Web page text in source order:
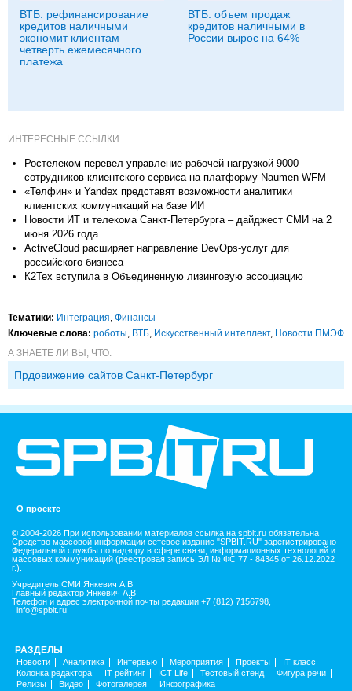
ВТБ: рефинансирование
кредитов наличными
экономит клиентам
четверть ежемесячного
платежа
ВТБ: объем продаж
кредитов наличными в
России вырос на 64%
ИНТЕРЕСНЫЕ ССЫЛКИ
Ростелеком перевел управление рабочей нагрузкой 9000
сотрудников клиентского сервиса на платформу Naumen WFM
«Телфин» и Yandex представят возможности аналитики
клиентских коммуникаций на базе ИИ
Новости ИТ и телекома Санкт-Петербурга – дайджест СМИ на 2
июня 2026 года
ActiveCloud расширяет направление DevOps-услуг для
российского бизнеса
К2Тех вступила в Объединенную лизинговую ассоциацию
Тематики: Интеграция, Финансы
Ключевые слова: роботы, ВТБ, Искусственный интеллект, Новости ПМЭФ
А ЗНАЕТЕ ЛИ ВЫ, ЧТО:
Прдовижение сайтов Санкт-Петербург
О проекте
© 2004-2026 При использовании материалов ссылка на spbit.ru обязательна
Средство массовой информации сетевое издание "SPBIT.RU" зарегистрировано
Федеральной службы по надзору в сфере связи, информационных технологий и
массовых коммуникаций (реестровая запись ЭЛ № ФС 77 - 84345 от 26.12.2022
г.).
Учредитель СМИ Янкевич А.В
Главный редактор Янкевич А.В
Телефон и адрес электронной почты редакции +7 (812) 7156798,
info@spbit.ru
РАЗДЕЛЫ
Новости Аналитика Интервью Мероприятия Проекты
IT класс
Колонка редактора
IT рейтинг ICT Life Тестовый стенд
Фигура речи
Релизы
Видео Фотогалерея Инфографика